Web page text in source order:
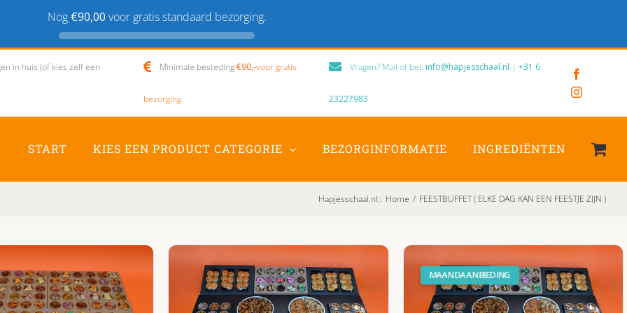
Nog €90,00 voor gratis standaard bezorging.
in huis (of kies zelf een Minimale besteding€90,-voor gratis
bezorging
Vragen? Mail of bel: info@hapjesschaal.nl | +31 6
23227983
Instagram
START KIES EEN PRODUCT CATEGORIE BEZORGINFORMATIE INGREDIËNTEN
Hapjesschaal.nl:: Home / FEESTBUFFET ( ELKE DAG KAN EEN FEESTJE ZIJN )
MAANDAANBIEDING